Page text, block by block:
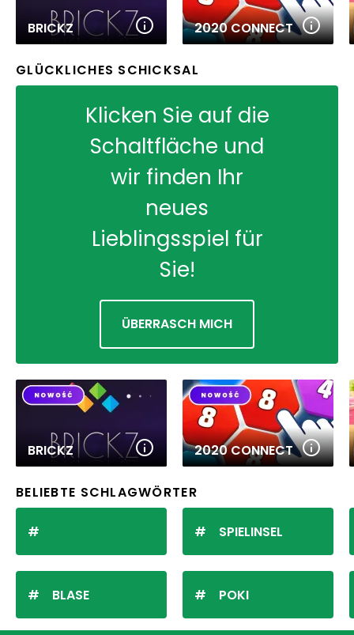
BRICKZ 2020 CONNECT
GLÜCKLICHES SCHICKSAL
Klicken Sie auf die
Schaltfläche und
wir finden Ihr
neues
Lieblingsspiel für
Sie!
ÜBERRASCH MICH
BRICKZ 2020 CONNECT
BELIEBTE SCHLAGWÖRTER
BLASE
SPIELINSEL
POKI